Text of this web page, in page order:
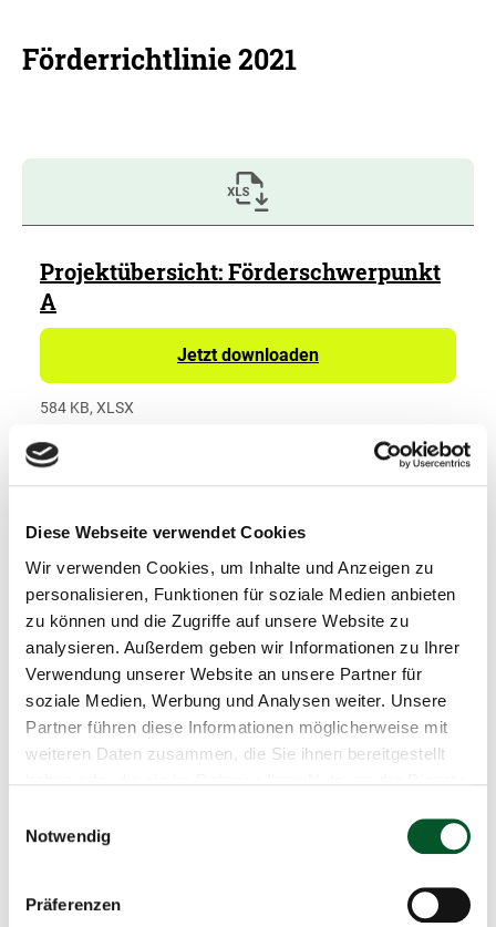
Diese Webseite verwendet Cookies
Wir verwenden Cookies, um Inhalte und Anzeigen zu
personalisieren, Funktionen für soziale Medien anbieten
zu können und die Zugriffe auf unsere Website zu
analysieren. Außerdem geben wir Informationen zu Ihrer
Verwendung unserer Website an unsere Partner für
soziale Medien, Werbung und Analysen weiter. Unsere
Partner führen diese Informationen möglicherweise mit
weiteren Daten zusammen, die Sie ihnen bereitgestellt
Notwendig
Präferenzen
Förderrichtlinie 2021
Projektübersicht: Förderschwerpunkt
A
Jetzt downloaden
584 KB, XLSX
Projektübersicht: Förderschwerpunkt
B
Jetzt downloaden
Förderrichtlinie 2019